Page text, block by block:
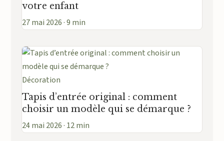
votre enfant
27 mai 2026 · 9 min
Décoration
Tapis d’entrée original : comment
choisir un modèle qui se démarque ?
24 mai 2026 · 12 min